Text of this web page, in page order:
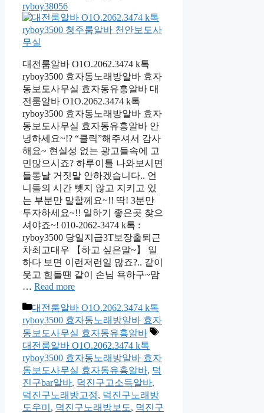
ryboy38056
대전룸알바 O1O.2062.3474 k톡
ryboy3500 효자동노래방알바 효자
동보도사무실 효자동유흥알바 대
전룸알바 O1O.2062.3474 k톡
ryboy3500 효자동노래방알바 효자
동보도사무실 효자동유흥알바 안
녕하세요~!? “클릭”해주셔서 감사
해요~ 현실성 없는 광고들속에 고
민많으시죠? 하루이틀 나와보시면
들통날 거짓말 안하겠습니다.. 언
니들의 시간 뺏지 않고 지키고 있
는 부분만 말할께요~!! 딱! 3분만
투자하세요~!! 일하기 좋은곳 찾으
셔야죠~! 010-2062-3474 k톡 :
ryboy3500 당일지급3T보장출퇴근
차최고대우 【하고 싶은말~】 일
하다 보면 이런저런일 많죠?.. 같이
웃고 힘들땐 같이 손님 욕하구~맘
… Read more
카
테
고
리
대전룸알바 O1O.2062.3474 k톡
ryboy3500 효자동노래방알바 효자
동보도사무실 효자동유흥알바
태
대전룸알바 O1O.2062.3474 k톡
ryboy3500 효자동노래방알바 효자
동보도사무실 효자동유흥알바, 덕
진구bar알바, 덕진구고소득알바,
덕진구노래방고정, 덕진구노래방
도우미 , 덕진구노래방보도, 덕진구